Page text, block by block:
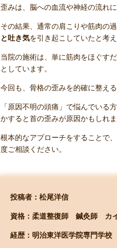
歪みは、脳への血流や神経の流れ
その結果、通常の肩こりや筋肉の
と吐き気を引き起こしていたと考え
当院の施術は、単に筋肉をほぐすだ
としています。
今回も、骨格の歪みを的確に整え
「原因不明の頭痛」で悩んでいる
かすると首の歪みが原因かもしれま
根本的なアプローチをすることで
度ご相談ください。
投稿者：松尾洋信
資格：柔道整復師 鍼灸師 カ
経歴：明治東洋医学院専門学校